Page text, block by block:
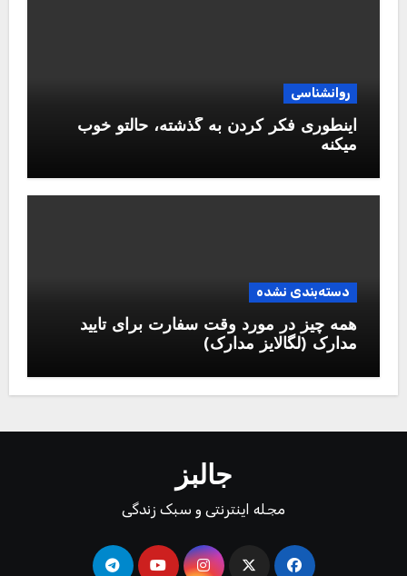
روانشناسی
اینطوری فکر کردن به گذشته، حالتو خوب
میکنه
دسته‌بندی نشده
همه چیز در مورد وقت سفارت برای تایید
مدارک (لگالایز مدارک)
جالبز
مجله اینترنتی و سبک زندگی